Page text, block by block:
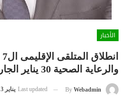
الأخبار
والرعاية الصحية 30 يناير الجاري بالقاهرة
By Webadmin
Last updated يناير 13, 2022